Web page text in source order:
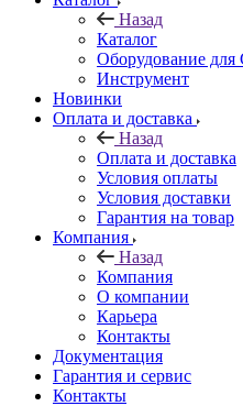
Назад
Каталог
Оборудование
Инструмент
Новинки
Оплата и доставка
Назад
Оплата и доставка
Условия оплаты
Условия доставки
Гарантия на товар
Компания
Назад
Компания
О компании
Карьера
Контакты
Документация
Гарантия и сервис
Контакты